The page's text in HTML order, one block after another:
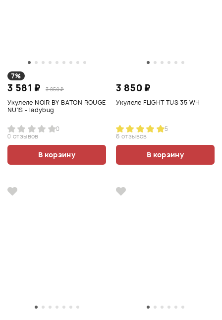
7%
3 581 ₽ 3 850 ₽
Укулеле NOIR BY BATON ROUGE
NU1S - ladybug
0
0 отзывов
В корзину
3 850 ₽
Укулеле FLIGHT TUS 35 WH
5
6 отзывов
В корзину